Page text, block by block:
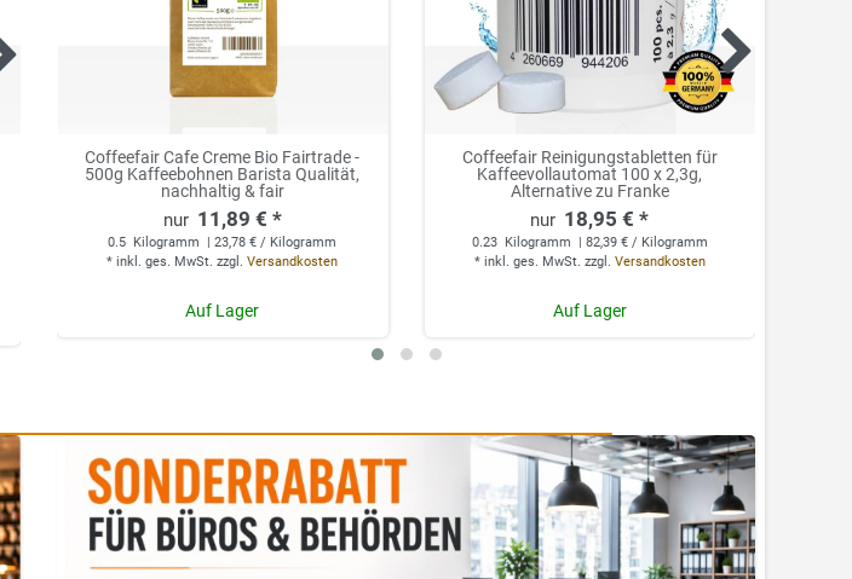
Coffeefair Cappuccino Topping 1
Milchpulver 1kg mit 32%
Magermilchanteil
5,89 € *
1 Kilogramm
| 5,89 € / Kilogramm
*inkl. ges. MwSt. zzgl.Versandkosten
Auf Lager
Coffeefair Premium Choco Kakao 1kg,
Kakaopulver 14% vollmundig
schokoladig
5,25 € *
1 Kilogramm | 5,25 € / Kilogramm
* inkl. ges. MwSt. zzgl. Versandkosten
Auf Lager
Coffeefair Cafe Creme Bio Fairtrade -
500g Kaffeebohnen Barista Qualität,
nachhaltig & fair
11,89 € *
0.5 Kilogramm
| 23,78 € / Kilogramm
*inkl. ges. MwSt. zzgl.Versandkosten
Auf Lager
Coffeefair Reinigungstabletten für
Kaffeevollautomat 100 x 2,3g,
Alternative zu Franke
18,95 € *
0.23 Kilogramm
| 82,39 € / Kilogramm
* inkl. ges. MwSt. zzgl. Versandkosten
Auf Lager